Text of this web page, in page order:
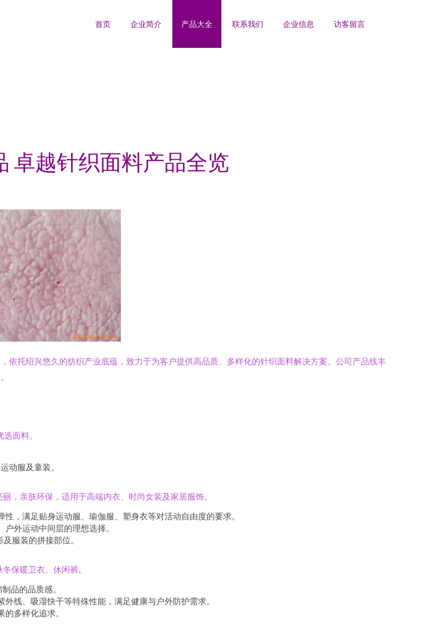
首页 企业简介 产品大全 联系我们 企业信息 访客留言
卓越针织面料产品全览
托绍兴悠久的纺织产业底蕴，致力于为客户提供高品质、多样化的针织面料解决方案。公司产品线丰
面料。
动服及童装。
，亲肤环保，适用于高端内衣、时尚女装及家居服饰。
，满足贴身运动服、瑜伽服、塑身衣等对活动自由度的要求。
外运动中间层的理想选择。
服装的拼接部位。
保暖卫衣、休闲裤。
品的品质感。
线、吸湿快干等特殊性能，满足健康与户外防护需求。
多样化追求。